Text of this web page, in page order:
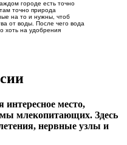
как транспорт или
река какая-то
– говно всей
добро в Москву реку потом,
затем через всю
высрали, всей России